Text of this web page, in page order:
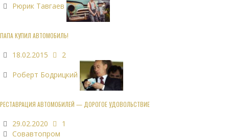
Рюрик Тавгаев
ПАПА КУПИЛ АВТОМОБИЛЬ!
18.02.2015 2
Роберт Бодрицкий
РЕСТАВРАЦИЯ АВТОМОБИЛЕЙ — ДОРОГОЕ УДОВОЛЬСТВИЕ
29.02.2020
1
Совавтопром